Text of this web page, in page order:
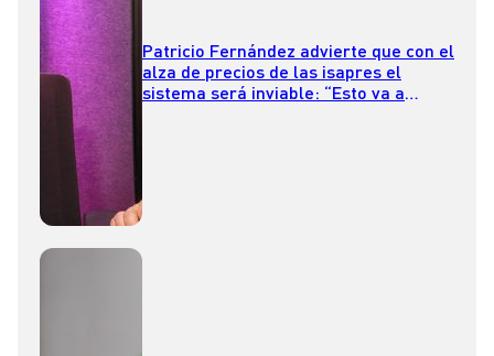
Patricio Fernández advierte que con el
alza de precios de las isapres el
sistema será inviable: “Esto va a